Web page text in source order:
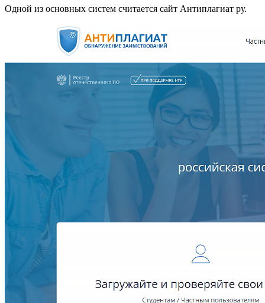
Одной из основных систем считается сайт Антиплагиат ру.